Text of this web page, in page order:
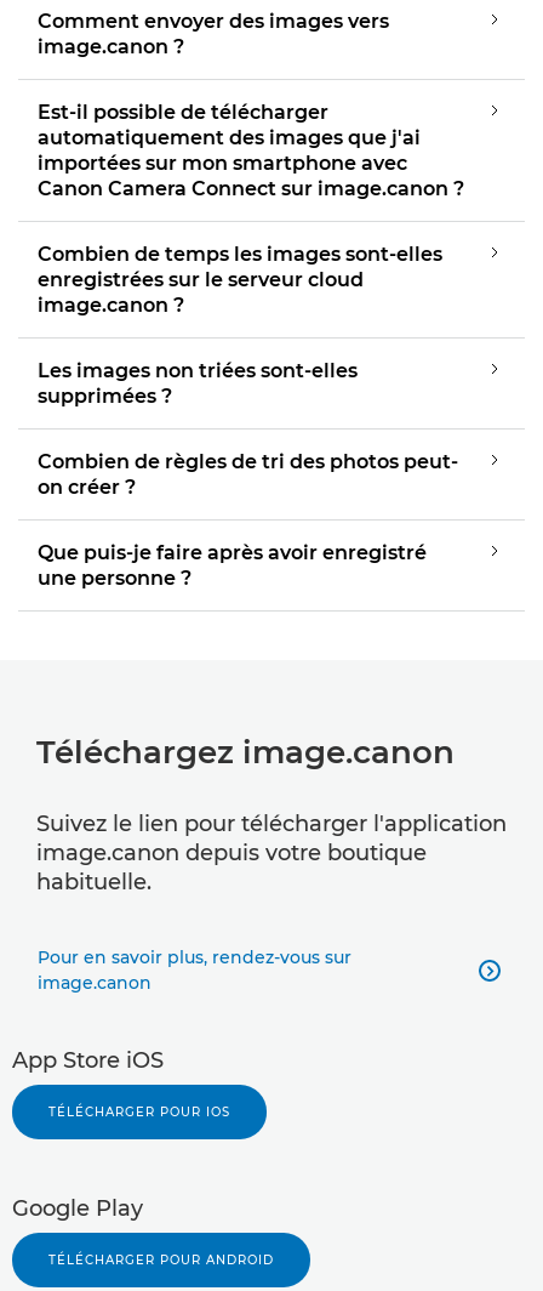
Comment envoyer des images vers
image.canon ?
Est-il possible de télécharger
automatiquement des images que j'ai
importées sur mon smartphone avec
Canon Camera Connect sur image.canon ?
Combien de temps les images sont-elles
enregistrées sur le serveur cloud
image.canon ?
Les images non triées sont-elles
supprimées ?
Combien de règles de tri des photos peut-
on créer ?
Que puis-je faire après avoir enregistré
une personne ?
Téléchargez image.canon
Suivez le lien pour télécharger l'application
image.canon depuis votre boutique
habituelle.
Pour en savoir plus, rendez-vous sur
image.canon

App Store iOS
TÉLÉCHARGER POUR IOS
Google Play
TÉLÉCHARGER POUR ANDROID